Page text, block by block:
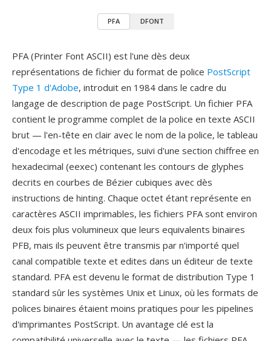
PFA DFONT
PFA (Printer Font ASCII) est l'une dès deux
représentations de fichier du format de police PostScript
Type 1 d'Adobe, introduit en 1984 dans le cadre du
langage de description de page PostScript. Un fichier PFA
contient le programme complet de la police en texte ASCII
brut — l'en-tête en clair avec le nom de la police, le tableau
d'encodage et les métriques, suivi d'une section chiffree en
hexadecimal (eexec) contenant les contours de glyphes
decrits en courbes de Bézier cubiques avec dès
instructions de hinting. Chaque octet étant représente en
caractères ASCII imprimables, les fichiers PFA sont environ
deux fois plus volumineux que leurs equivalents binaires
PFB, mais ils peuvent être transmis par n'importé quel
canal compatible texte et edites dans un éditeur de texte
standard. PFA est devenu le format de distribution Type 1
standard sûr les systèmes Unix et Linux, où les formats de
polices binaires étaient moins pratiques pour les pipelines
d'imprimantes PostScript. Un avantage clé est la